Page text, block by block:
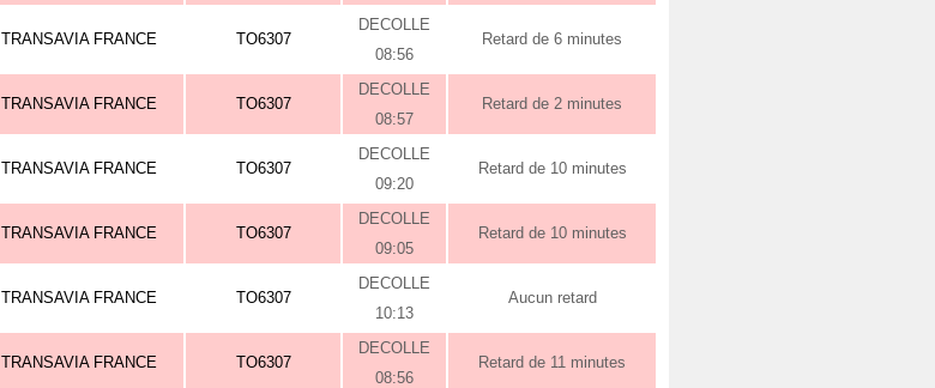
TRANSAVIA FRANCE TO6307
DECOLLE
08:56
Retard de 6 minutes
TRANSAVIA FRANCE TO6307
DECOLLE
08:57
Retard de 2 minutes
TRANSAVIA FRANCE TO6307
DECOLLE
09:20
Retard de 10 minutes
TRANSAVIA FRANCE TO6307
DECOLLE
09:05
Retard de 10 minutes
TRANSAVIA FRANCE TO6307
DECOLLE
10:13
Aucun retard
TRANSAVIA FRANCE TO6307
DECOLLE
08:56
Retard de 11 minutes